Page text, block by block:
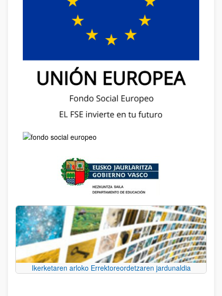
Ikerketaren arloko Errektoreordetzaren jardunaldia